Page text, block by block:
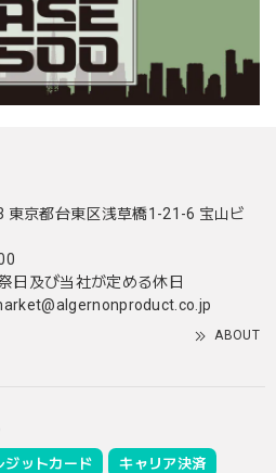
東京都台東区浅草橋1-21-6 宝山ビ
日及び当社が定める休日
ABOUT
ジットカード キャリア決済